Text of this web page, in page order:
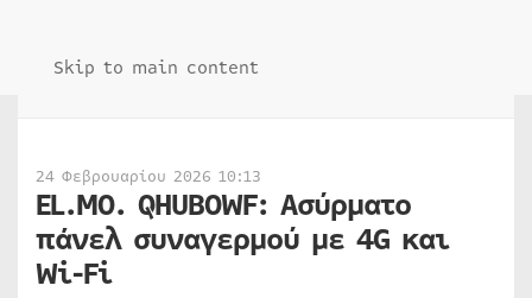
Skip to main content
24 Φεβρουαρίου 2026 10:13
EL.MO. QHUBOWF: Ασύρματο
πάνελ συναγερμού με 4G και
Wi-Fi